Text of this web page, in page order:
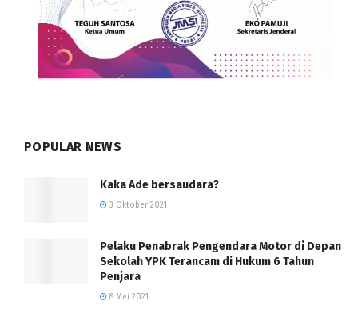
POPULAR NEWS
Kaka Ade bersaudara?
3 Oktober 2021
Pelaku Penabrak Pengendara Motor di Depan
Sekolah YPK Terancam di Hukum 6 Tahun
Penjara
8 Mei 2021